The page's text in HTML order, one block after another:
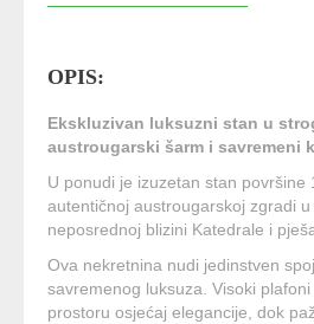
OPIS:
Ekskluzivan luksuzni stan u
austrougarski šarm i savremeni
U ponudi je izuzetan stan površine
autentičnoj austrougarskoj zgradi
neposrednoj blizini Katedrale i
Ova nekretnina nudi jedinstven
savremenog luksuza. Visoki
prostoru osjećaj elegancije, dok